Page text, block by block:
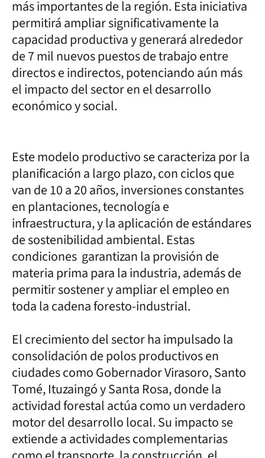
más importantes de la región. Esta iniciativa
permitirá ampliar significativamente la
capacidad productiva y generará alrededor
de 7 mil nuevos puestos de trabajo entre
directos e indirectos, potenciando aún más
el impacto del sector en el desarrollo
económico y social.
Este modelo productivo se caracteriza por la
planificación a largo plazo, con ciclos que
van de 10 a 20 años, inversiones constantes
en plantaciones, tecnología e
infraestructura, y la aplicación de estándares
de sostenibilidad ambiental. Estas
condiciones garantizan la provisión de
materia prima para la industria, además de
permitir sostener y ampliar el empleo en
toda la cadena foresto-industrial.
El crecimiento del sector ha impulsado la
consolidación de polos productivos en
ciudades como Gobernador Virasoro, Santo
Tomé, Ituzaingó y Santa Rosa, donde la
actividad forestal actúa como un verdadero
motor del desarrollo local. Su impacto se
extiende a actividades complementarias